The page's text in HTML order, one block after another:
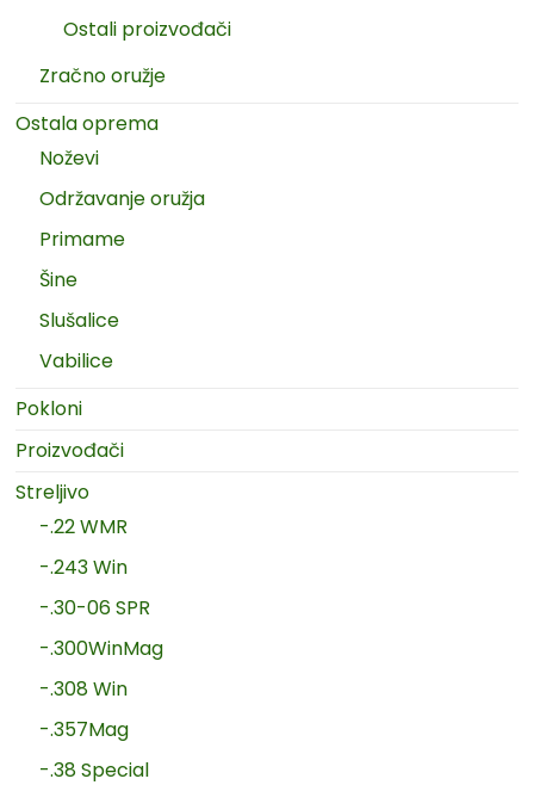
Ostali proizvođači
Zračno oružje
Ostala oprema
Noževi
Održavanje oružja
Primame
Šine
Slušalice
Vabilice
Pokloni
Proizvođači
Streljivo
-.22 WMR
-.243 Win
-.30-06 SPR
-.300WinMag
-.308 Win
-.357Mag
-.38 Special